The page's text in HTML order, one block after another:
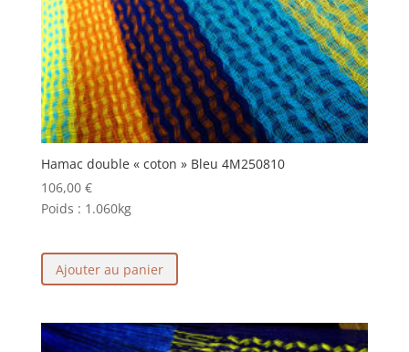
Hamac double « coton » Bleu 4M250810
106,00 €
Poids : 1.060kg
Ajouter au panier